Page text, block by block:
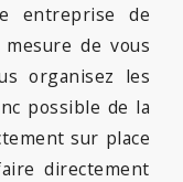
entreprise de
de vous
organisez les
possible de la
sur place
directement